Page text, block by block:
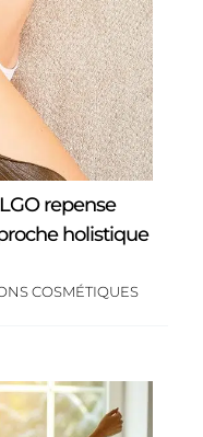
repense
holistique
COSMÉTIQUES